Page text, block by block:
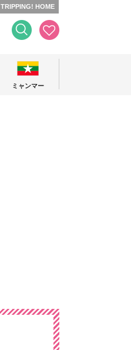
TRIPPING! HOME
ミャンマー